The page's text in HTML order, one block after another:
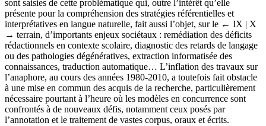
sont saisies de cette problématique qui, outre l’intérêt qu’elle
présente pour la compréhension des stratégies référentielles et
interprétatives en langue naturelle, fait aussi l’objet, sur le ← IX | X
→ terrain, d’importants enjeux sociétaux : remédiation des déficits
rédactionnels en contexte scolaire, diagnostic des retards de langage
ou des pathologies dégénératives, extraction informatisée des
connaissances, traduction automatique… L’inflation des travaux sur
l’anaphore, au cours des années 1980-2010, a toutefois fait obstacle
à une mise en commun des acquis de la recherche, particulièrement
nécessaire pourtant à l’heure où les modèles en concurrence sont
confrontés à de nouveaux défis, notamment ceux posés par
l’annotation et le traitement de vastes corpus, oraux et écrits.